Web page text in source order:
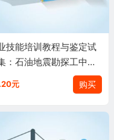
技能培训教程与鉴定试
：石油地震勘探工中国
油天然气集团公司人事服
中心石油工业出版社9787
元 购买